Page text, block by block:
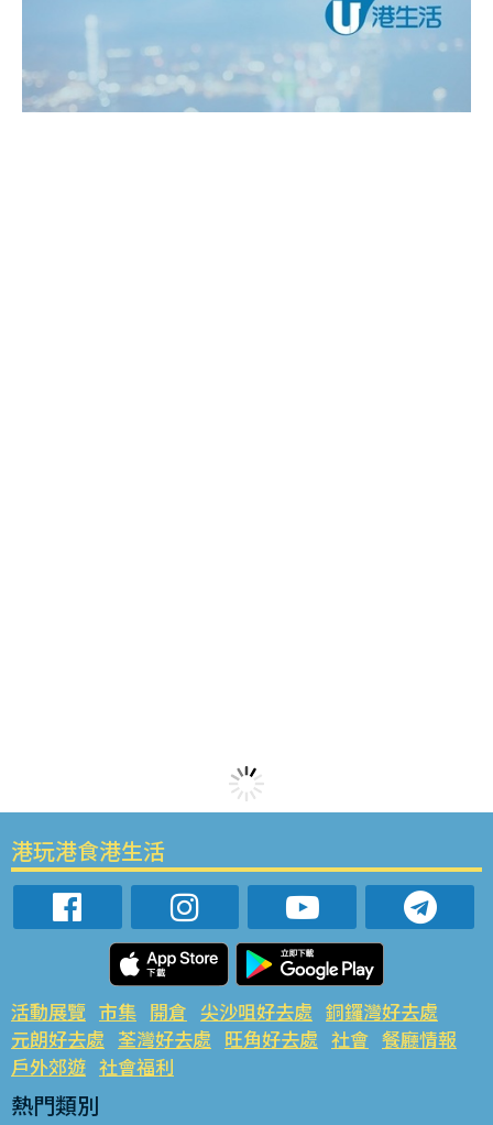
港玩港食港生活
活動展覽 市集 開倉 尖沙咀好去處 銅鑼灣好去處
元朗好去處 荃灣好去處 旺角好去處 社會 餐廳情報
戶外郊遊 社會福利
熱門類別